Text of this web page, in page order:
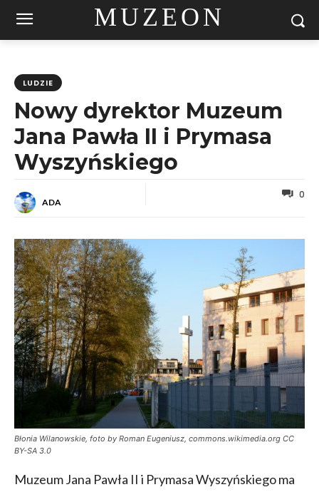
MUZEON
LUDZIE
Nowy dyrektor Muzeum
Jana Pawła II i Prymasa
Wyszyńskiego
ADA
0
Błonia Wilanowskie, foto by Roman Eugeniusz, commons.wikimedia.org CC
BY-SA 3.0
Muzeum Jana Pawła II i Prymasa Wyszyńskiego ma